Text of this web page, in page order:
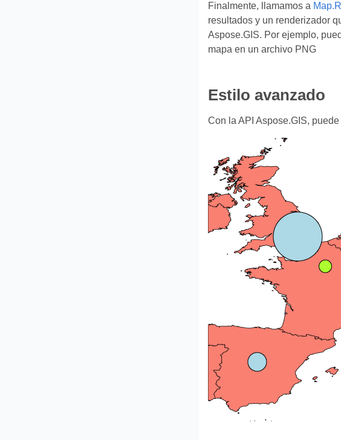
Finalmente, llamamos a
resultados y un renderizador
Aspose.GIS. Por ejemplo,
mapa en un archivo PNG
Estilo avanzado
Con la API Aspose.GIS,